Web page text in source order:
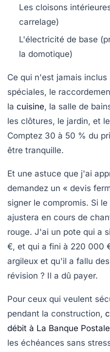
Les cloisons
carrelage)
L'électricité de base
la domotique)
Ce qui n'est jamais inclus
spéciales, le
la cuisine, la salle de
les clôtures, le jardin, et
Comptez 30 à 50 % du
être tranquille.
Et une astuce que j'ai
demandez un « devis
signer le compromis. Si
ajustera en cours de
rouge. J'ai un pote qui a
€, et qui a fini à 220 000
argileux et qu'il a fallu
révision ? Il a dû payer.
Pour ceux qui veulent
pendant la construction,
débit à La Banque Postale
les échéances sans